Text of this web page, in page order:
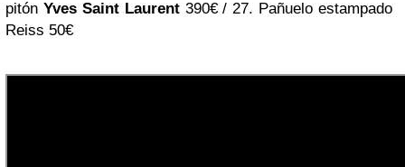
pitón Yves Saint Laurent390€ / 27. Pañuelo estampado
Reiss 50€